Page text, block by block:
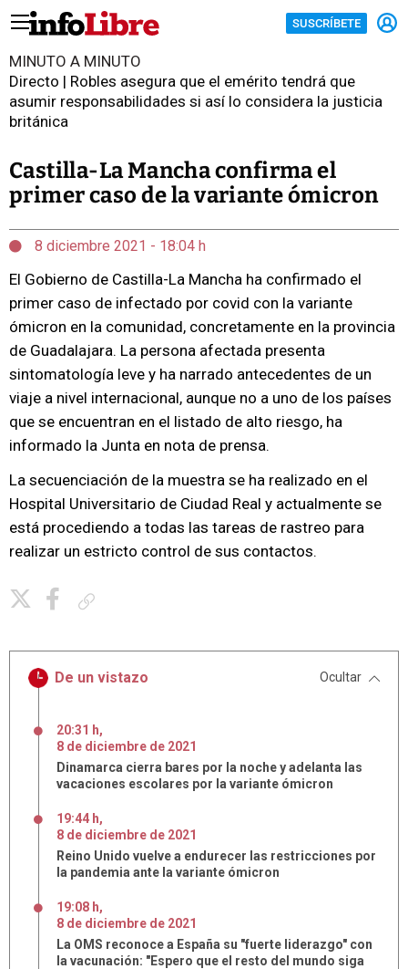
SUSCRÍBETE
MINUTO A MINUTO
Directo | Robles asegura que el emérito tendrá que
asumir responsabilidades si así lo considera la justicia
británica
Castilla-La Mancha confirma el
primer caso de la variante ómicron
8 diciembre 2021 - 18:04 h
El Gobierno de Castilla-La Mancha ha confirmado el
primer caso de infectado por covid con la variante
ómicron en la comunidad, concretamente en la provincia
de Guadalajara. La persona afectada presenta
sintomatología leve y ha narrado antecedentes de un
viaje a nivel internacional, aunque no a uno de los países
que se encuentran en el listado de alto riesgo, ha
informado la Junta en nota de prensa.
La secuenciación de la muestra se ha realizado en el
Hospital Universitario de Ciudad Real y actualmente se
está procediendo a todas las tareas de rastreo para
realizar un estricto control de sus contactos.
De un vistazo Ocultar
20:31 h,
8 de diciembre de 2021
Dinamarca cierra bares por la noche y adelanta las
vacaciones escolares por la variante ómicron
19:44 h,
8 de diciembre de 2021
Reino Unido vuelve a endurecer las restricciones por
la pandemia ante la variante ómicron
19:08 h,
8 de diciembre de 2021
La OMS reconoce a España su "fuerte liderazgo" con
la vacunación: "Espero que el resto del mundo siga